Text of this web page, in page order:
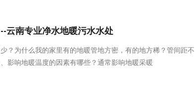
云南专业净水地暖污水水处
？为什么我的家里有的地暖管地方密，有的地方稀？管间距不
影响地暖温度的因素有哪些？通常影响地暖采暖